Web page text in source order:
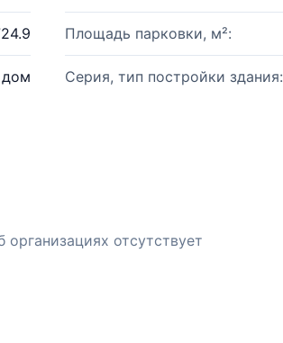
Площадь парковки, м²:
Серия, тип постройки здания:
отсутствует